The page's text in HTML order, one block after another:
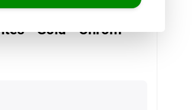
- Gold - Chrom -